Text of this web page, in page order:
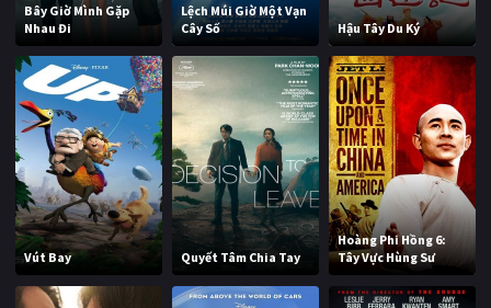
Bây Giờ Mình Gặp
Nhau Đi
Lệch Múi Giờ Một Vạn
Cây Số
Hậu Tây Du Ký
Vút Bay Quyết Tâm Chia Tay
Hoàng Phi Hồng 6:
Tây Vực Hùng Sư